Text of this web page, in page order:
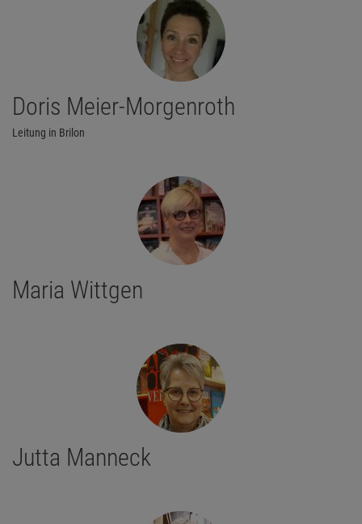
Doris Meier-Morgenroth
Leitung in Brilon
Maria Wittgen
Jutta Manneck